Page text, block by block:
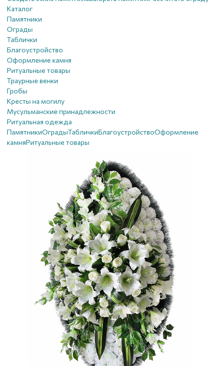
Каталог
Памятники
Ограды
Таблички
Благоустройствo
Оформление камня
Ритуальные товары
Траурные венки
Гробы
Кресты на могилу
Мусульманские принадлежности
Ритуальная одежда
ПамятникиОградыТабличкиБлагоустройствoОформление
камняРитуальные товары